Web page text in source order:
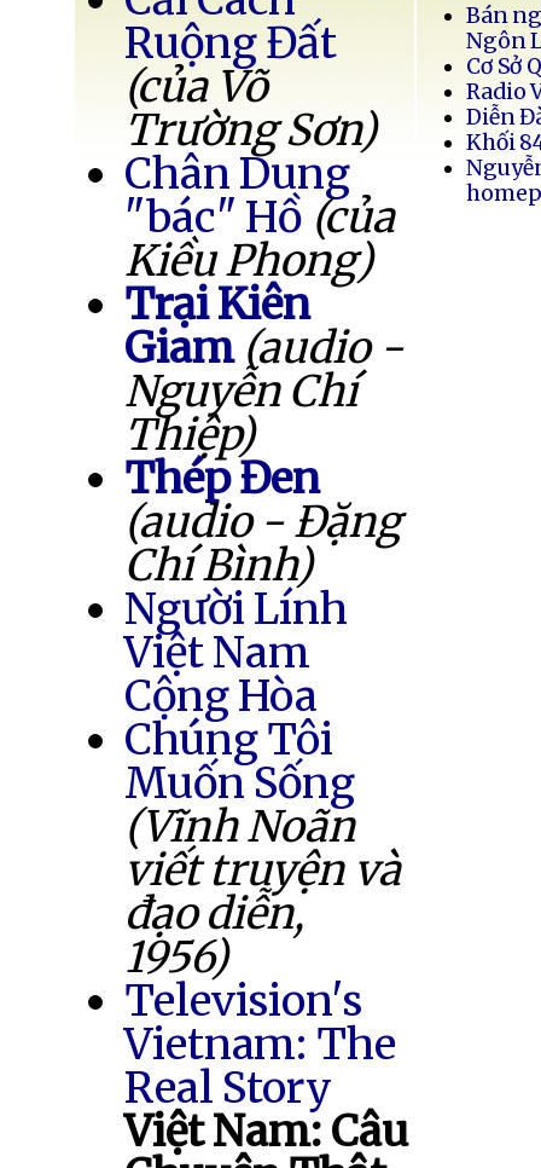
Ruộng Đất
(của Võ
Trường Sơn)
Chân Dung
"bác" Hồ (của
Kiều Phong)
Trại Kiên
Giam (audio -
Nguyễn Chí
Thiệp)
Thép Đen
(audio - Đặng
Chí Bình)
Người Lính
Việt Nam
Cộng Hòa
Chúng Tôi
Muốn Sống
(Vĩnh Noãn
viết truyện và
đạo diễn,
1956)
Television's
Vietnam: The
Real Story
Việt Nam: Câu
Bán
Ngôn
Cơ Sở
Radio
Diễn
Khối